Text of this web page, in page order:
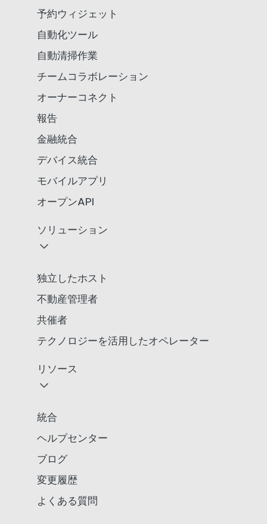
予約ウィジェット
自動化ツール
自動清掃作業
チームコラボレーション
オーナーコネクト
報告
金融統合
デバイス統合
モバイルアプリ
オープンAPI
ソリューション
独立したホスト
不動産管理者
共催者
テクノロジーを活用したオペレーター
リソース
統合
ヘルプセンター
ブログ
変更履歴
よくある質問